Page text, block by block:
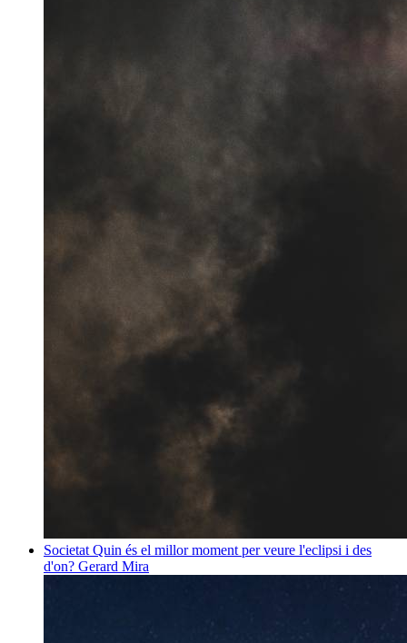
Societat Quin és el millor moment per veure l'eclipsi i des
d'on? Gerard Mira